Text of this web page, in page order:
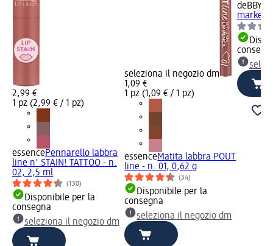
2,99 €
1 pz (2,99 € / 1 pz)
essencePennarello labbra
line n' STAIN! TATTOO - n.
02, 2,5 ml
(130)
Disponibile per la
consegna
seleziona il negozio dm
seleziona il negozio dm
1,09 €
1 pz (1,09 € / 1 pz)
essenceMatita labbra POUT
line - n. 01, 0,62 g
(34)
Disponibile per la
consegna
seleziona il negozio dm
deBBY
marker